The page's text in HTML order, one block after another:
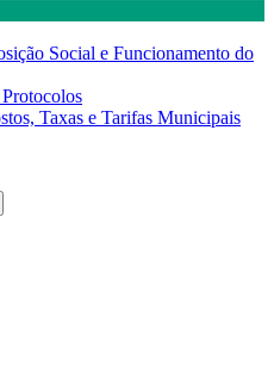
Social e Funcionamento do
Taxas e Tarifas Municipais